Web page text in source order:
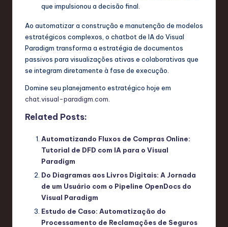
que impulsionou a decisão final.
Ao automatizar a construção e manutenção de modelos
estratégicos complexos, o chatbot de IA do Visual
Paradigm transforma a estratégia de documentos
passivos para visualizações ativas e colaborativas que
se integram diretamente à fase de execução.
Domine seu planejamento estratégico hoje em
chat.visual-paradigm.com
Related Posts:
Automatizando Fluxos de Compras Online:
Tutorial de DFD com IA para o Visual
Paradigm
Do Diagramas aos Livros Digitais: A Jornada
de um Usuário com o Pipeline OpenDocs do
Visual Paradigm
Estudo de Caso: Automatização do
Processamento de Reclamações de Seguros